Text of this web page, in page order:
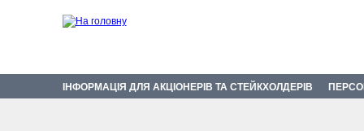
ІНФОРМАЦІЯ ДЛЯ АКЦІОНЕРІВ ТА СТЕЙКХОЛДЕРІВ